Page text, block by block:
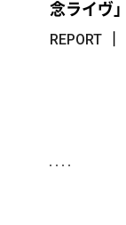
念ライヴ」
REPORT